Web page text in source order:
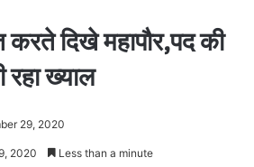
करते दिखे महापौर,पद की
रहा ख्याल
29, 2020
2020 Less than a minute